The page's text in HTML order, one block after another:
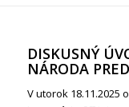
DISKUSNÝ
NÁRODA
V utorok 18.11.2025